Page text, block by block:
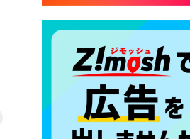
2026年7月21日 卜仙の郷 お
盆期間の営業時間のお知らせ
2026年7月17日 バス経路検索
のご利用案内
2026年7月10日 台湾伝統音楽
団体 「北埔八音団・楽善軒」
公演開催のお知らせ